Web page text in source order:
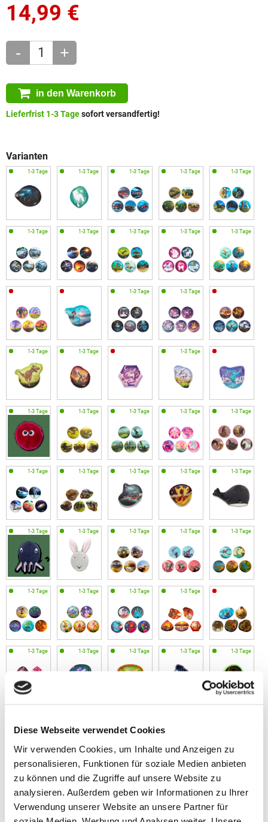
Diese Webseite verwendet Cookies
Wir verwenden Cookies, um Inhalte und Anzeigen zu
personalisieren, Funktionen für soziale Medien anbieten
zu können und die Zugriffe auf unsere Website zu
analysieren. Außerdem geben wir Informationen zu Ihrer
Verwendung unserer Website an unsere Partner für
14,99 €
- +
in den Warenkorb
Lieferfrist 1-3 Tagesofort versandfertig!
Varianten